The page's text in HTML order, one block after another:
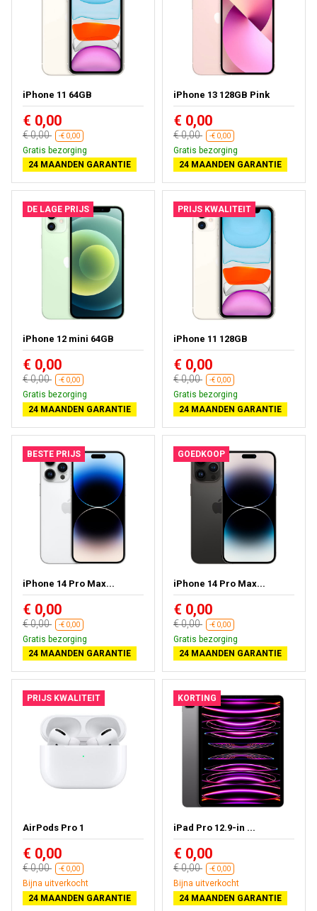
iPhone 11 64GB
€ 0,00
€ 0,00 -€ 0,00
Gratis bezorging
24 MAANDEN GARANTIE
iPhone 13 128GB Pink
€ 0,00
€ 0,00 -€ 0,00
Gratis bezorging
24 MAANDEN GARANTIE
DE LAGE PRIJS
iPhone 12 mini 64GB
€ 0,00
€ 0,00 -€ 0,00
Gratis bezorging
24 MAANDEN GARANTIE
PRIJS KWALITEIT
iPhone 11 128GB
€ 0,00
€ 0,00 -€ 0,00
Gratis bezorging
24 MAANDEN GARANTIE
BESTE PRIJS
iPhone 14 Pro Max...
€ 0,00
€ 0,00 -€ 0,00
Gratis bezorging
24 MAANDEN GARANTIE
GOEDKOOP
iPhone 14 Pro Max...
€ 0,00
€ 0,00 -€ 0,00
Gratis bezorging
24 MAANDEN GARANTIE
PRIJS KWALITEIT
AirPods Pro 1
€ 0,00
€ 0,00 -€ 0,00
Bijna uitverkocht
24 MAANDEN GARANTIE
KORTING
iPad Pro 12.9-in ...
€ 0,00
€ 0,00 -€ 0,00
Bijna uitverkocht
24 MAANDEN GARANTIE